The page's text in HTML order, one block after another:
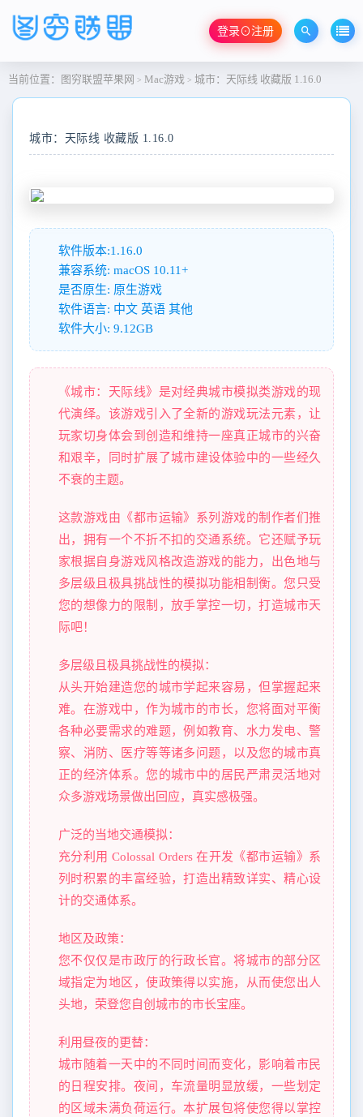
登录⊙注册
当前位置： 图穷联盟苹果网 > Mac游戏 > 城市：天际线 收藏版 1.16.0
城市：天际线 收藏版 1.16.0
软件版本:1.16.0
兼容系统: macOS 10.11+
是否原生: 原生游戏
软件语言: 中文 英语 其他
软件大小: 9.12GB
《城市：天际线》是对经典城市模拟类游戏的现
代演绎。该游戏引入了全新的游戏玩法元素，让
玩家切身体会到创造和维持一座真正城市的兴奋
和艰辛，同时扩展了城市建设体验中的一些经久
不衰的主题。
这款游戏由《都市运输》系列游戏的制作者们推
出，拥有一个不折不扣的交通系统。它还赋予玩
家根据自身游戏风格改造游戏的能力，出色地与
多层级且极具挑战性的模拟功能相制衡。您只受
您的想像力的限制，放手掌控一切，打造城市天
际吧！
多层级且极具挑战性的模拟：
从头开始建造您的城市学起来容易，但掌握起来
难。在游戏中，作为城市的市长，您将面对平衡
各种必要需求的难题，例如教育、水力发电、警
察、消防、医疗等等诸多问题，以及您的城市真
正的经济体系。您的城市中的居民严肃灵活地对
众多游戏场景做出回应，真实感极强。
广泛的当地交通模拟：
充分利用 Colossal Orders 在开发《都市运输》系
列时积累的丰富经验，打造出精致详实、精心设
计的交通体系。
地区及政策：
您不仅仅是市政厅的行政长官。将城市的部分区
域指定为地区，使政策得以实施，从而使您出人
头地，荣登您自创城市的市长宝座。
利用昼夜的更替：
城市随着一天中的不同时间而变化，影响着市民
的日程安排。夜间，车流量明显放缓，一些划定
的区域未满负荷运行。本扩展包将使您得以掌控